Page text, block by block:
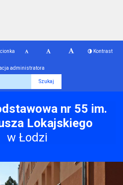
Kontrast
administratora
nr 55 im.
Lokajskiego
w Łodzi